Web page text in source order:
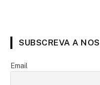
SUBSCREVA A
Email